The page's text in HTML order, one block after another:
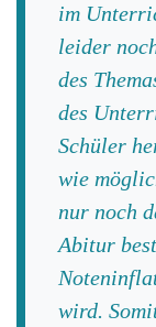
im
leider
des
des
Schüler
wie
nur noch
Abitur
wird.